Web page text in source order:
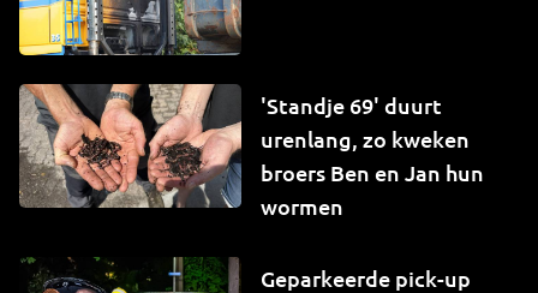
'Standje 69' duurt
urenlang, zo kweken
broers Ben en Jan hun
wormen
Geparkeerde pick-up